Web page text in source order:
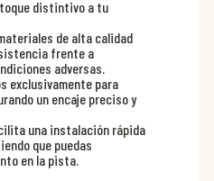
toque distintivo a tu
de alta calidad
frente a
adversas.
exclusivamente para
un encaje preciso y
una instalación rápida
que puedas
en la pista.